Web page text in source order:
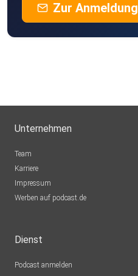
Zur Anmeldung
Unternehmen
Team
Karriere
Impressum
Werben auf podcast.de
Dienst
Podcast anmelden